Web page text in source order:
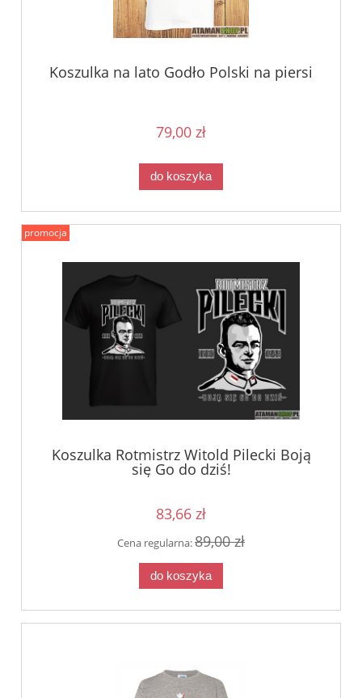
Koszulka na lato Godło Polski na piersi
79,00 zł
do koszyka
Koszulka Rotmistrz Witold Pilecki Boją
się Go do dziś!
83,66 zł
Cena regularna:89,00 zł
do koszyka
promocja